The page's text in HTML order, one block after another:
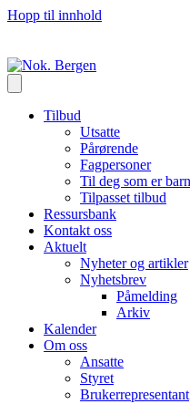
Hopp til innhold
Tilbud
Utsatte
Pårørende
Fagpersoner
Til deg som er
Tilpasset tilbud
Ressursbank
Kontakt oss
Aktuelt
Nyheter og artikler
Nyhetsbrev
Påmelding
Arkiv
Kalender
Om oss
Ansatte
Styret
Brukerrepresentant